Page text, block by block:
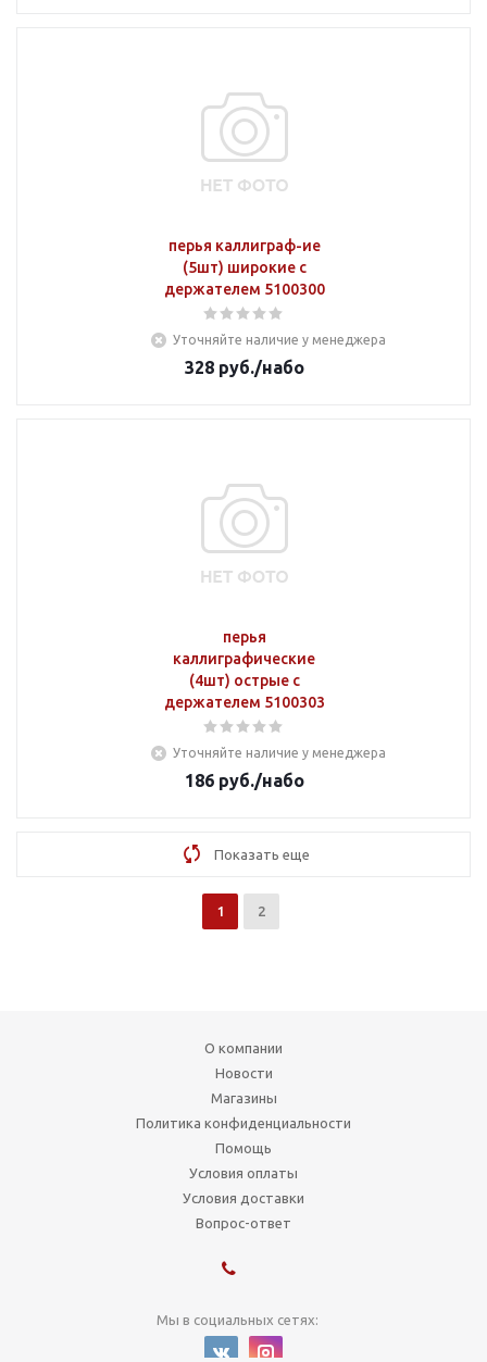
перья каллиграф-ие
(5шт) широкие с
держателем 5100300
Уточняйте наличие у менеджера
328руб./набо
перья
каллиграфические
(4шт) острые с
держателем 5100303
Уточняйте наличие у менеджера
186руб./набо
Показать еще
1 2
О компании
Новости
Магазины
Политика конфиденциальности
Помощь
Условия оплаты
Условия доставки
Вопрос-ответ
Мы в социальных сетях: